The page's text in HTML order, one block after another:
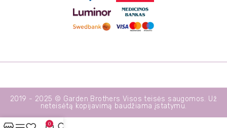
2019 - 2025 © Garden Brothers Visos teisės saugomos. Už
neteisėtą kopijavimą baudžiama įstatymu.
0